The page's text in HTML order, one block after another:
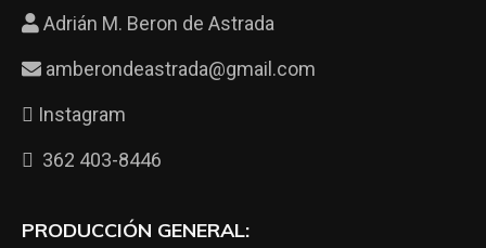
Adrián M. Beron de Astrada
amberondeastrada@gmail.com
Instagram
362 403-8446
PRODUCCIÓN GENERAL: